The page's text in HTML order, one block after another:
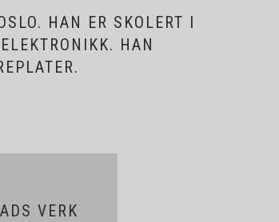
HAN ER SKOLERT I
HAN
VERK